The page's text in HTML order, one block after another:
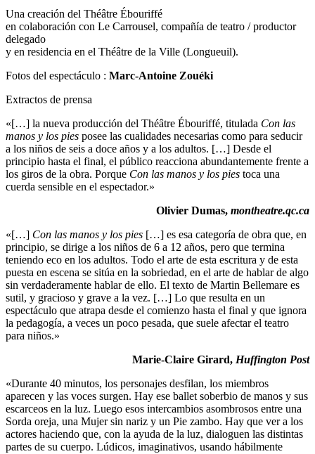
Una creación del Théâtre Ébouriffé
en colaboración con Le Carrousel, compañía de teatro / productor
delegado
y en residencia en el Théâtre de la Ville (Longueuil).
Fotos del espectáculo : Marc-Antoine Zouéki
Extractos de prensa
«[…] la nueva producción del Théâtre Ébouriffé, titulada Con las
manos y los pies posee las cualidades necesarias como para seducir
a los niños de seis a doce años y a los adultos. […] Desde el
principio hasta el final, el público reacciona abundantemente frente a
los giros de la obra. Porque Con las manos y los pies toca una
cuerda sensible en el espectador.»
Olivier Dumas, montheatre.qc.ca
«[…] Con las manos y los pies […] es esa categoría de obra que, en
principio, se dirige a los niños de 6 a 12 años, pero que termina
teniendo eco en los adultos. Todo el arte de esta escritura y de esta
puesta en escena se sitúa en la sobriedad, en el arte de hablar de algo
sin verdaderamente hablar de ello. El texto de Martin Bellemare es
sutil, y gracioso y grave a la vez. […] Lo que resulta en un
espectáculo que atrapa desde el comienzo hasta el final y que ignora
la pedagogía, a veces un poco pesada, que suele afectar el teatro
para niños.»
Marie-Claire Girard, Huffington Post
«Durante 40 minutos, los personajes desfilan, los miembros
aparecen y las voces surgen. Hay ese ballet soberbio de manos y sus
escarceos en la luz. Luego esos intercambios asombrosos entre una
Sorda oreja, una Mujer sin nariz y un Pie zambo. Hay que ver a los
actores haciendo que, con la ayuda de la luz, dialoguen las distintas
partes de su cuerpo. Lúdicos, imaginativos, usando hábilmente